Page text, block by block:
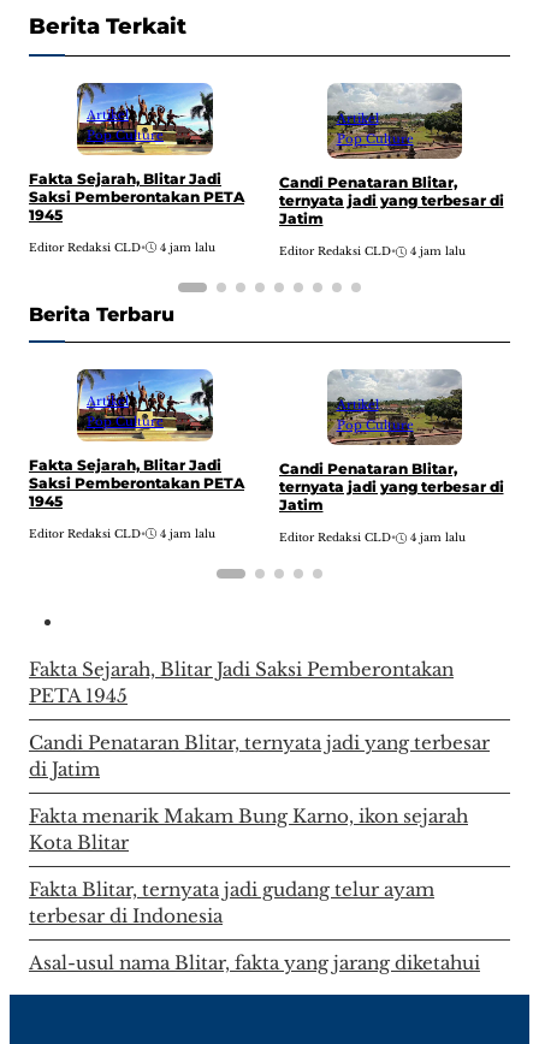
Berita Terkait
Artikel
Pop Culture
Fakta Sejarah, Blitar Jadi
Saksi Pemberontakan PETA
1945
Editor Redaksi CLD• 4 jam lalu
Artikel
Pop Culture
Candi Penataran Blitar,
ternyata jadi yang terbesar di
Jatim
Editor Redaksi CLD• 4 jam lalu
Berita Terbaru
Artikel
Pop Culture
Fakta Sejarah, Blitar Jadi
Saksi Pemberontakan PETA
1945
Editor Redaksi CLD• 4 jam lalu
Artikel
Pop Culture
Candi Penataran Blitar,
ternyata jadi yang terbesar di
Jatim
Editor Redaksi CLD• 4 jam lalu
Fakta Sejarah, Blitar Jadi Saksi Pemberontakan
PETA 1945
Candi Penataran Blitar, ternyata jadi yang terbesar
di Jatim
Fakta menarik Makam Bung Karno, ikon sejarah
Kota Blitar
Fakta Blitar, ternyata jadi gudang telur ayam
terbesar di Indonesia
Asal-usul nama Blitar, fakta yang jarang diketahui